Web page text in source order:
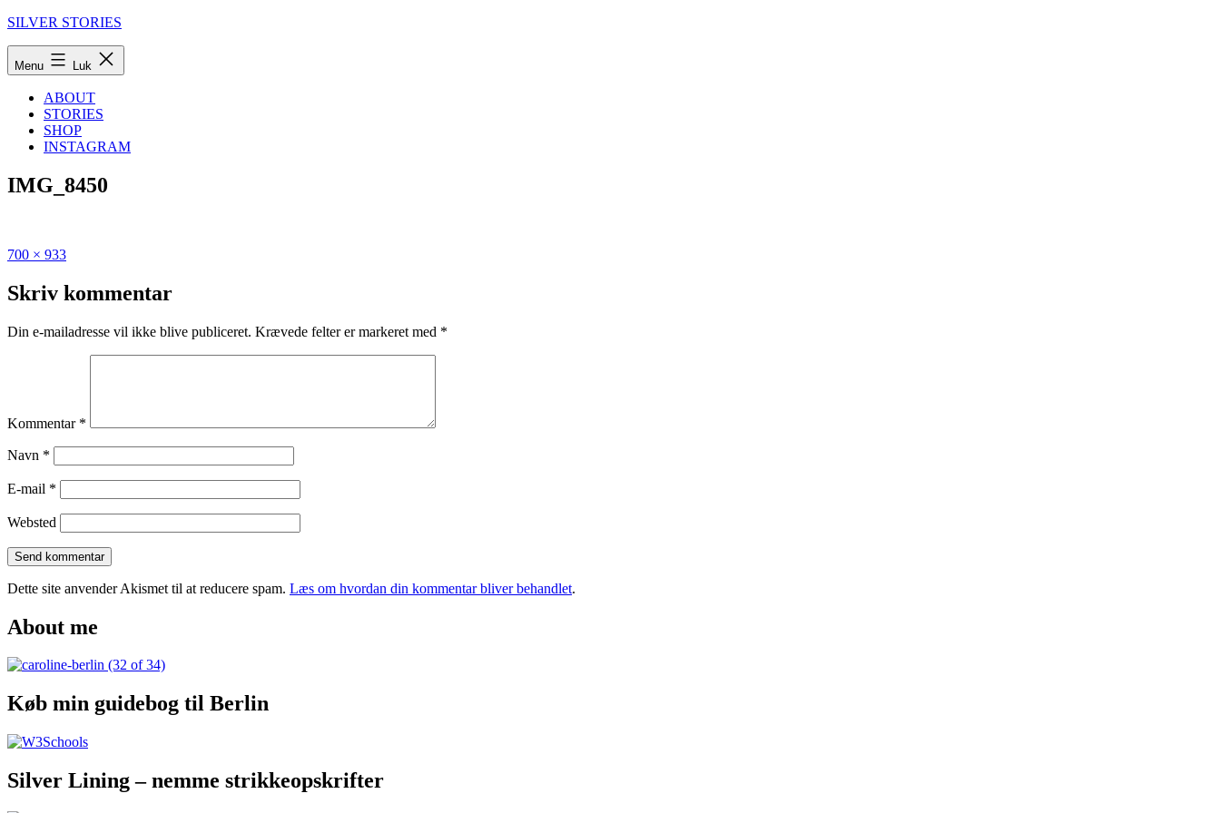
Fortsæt
SILVER STORIES
Menu Luk
ABOUT
STORIES
SHOP
INSTAGRAM
IMG_8450
Udgivet
Oktober
2020:
nye
i
Fuld
700 × 933
Skriv kommentar
Din e-mailadresse vil ikke blive publiceret. Krævede felter er markeret med *
Kommentar *
Navn *
E-mail *
Websted
Dette site anvender Akismet til at reducere spam. Læs om hvordan din kommentar bliver behandlet.
About me
Køb min guidebog til Berlin
Silver Lining – nemme strikkeopskrifter